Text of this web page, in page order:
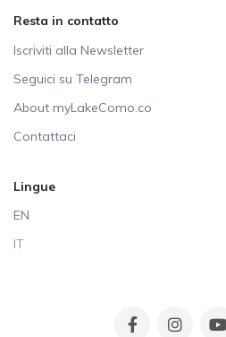
Resta in contatto
Iscriviti alla Newsletter
Seguici su Telegram
About myLakeComo.co
Contattaci
Lingue
EN
IT